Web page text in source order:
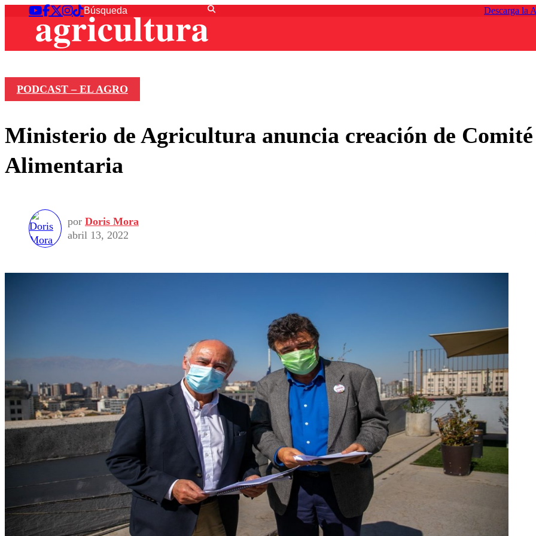
Descarga la
PODCAST – EL AGRO
Ministerio de Agricultura anuncia creación de
Alimentaria
por Doris Mora
abril 13, 2022